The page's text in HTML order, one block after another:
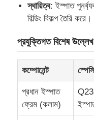
পণ্য
আমাদের সম্পর্কে
কারখানা ভ্রমণ
মান নিয়ন্ত্রণ
স্থায়িত্ব: ইস্পাত
বিল্ডিং বিকল্প তৈরি করে।
প্রযুক্তিগত বিশেষ উল্লেখ
কম্পোনেন্ট
প্রধান ইস্পাত
ফ্রেম (কলাম)